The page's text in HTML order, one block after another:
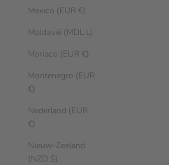
Mexico (EUR €)
Moldavië (MDL L)
Monaco (EUR €)
Montenegro (EUR
€)
Nederland (EUR
€)
Nieuw-Zeeland
(NZD $)